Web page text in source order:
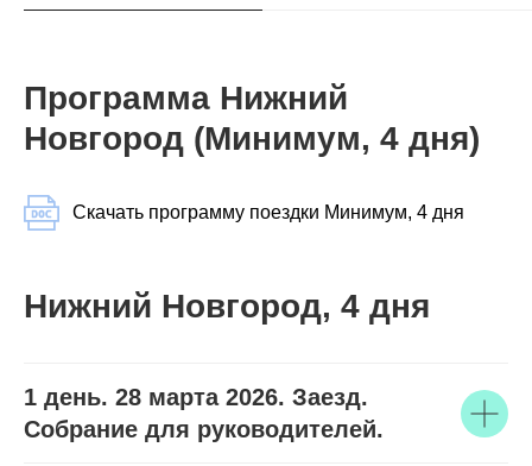
Программа Нижний
Новгород (Минимум, 4 дня)
Скачать программу поездки Минимум, 4 дня
Нижний Новгород, 4 дня
1 день. 28 марта 2026. Заезд.
Собрание для руководителей.